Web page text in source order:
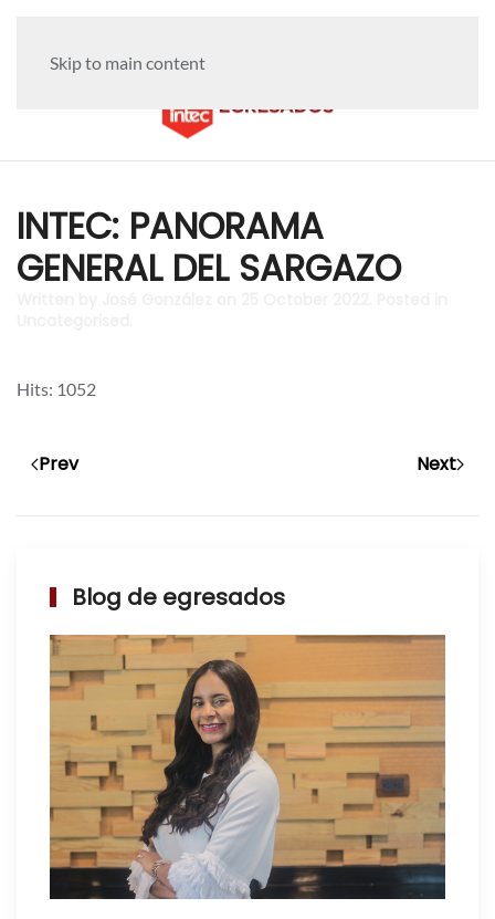
Skip to main content
INTEC: PANORAMA
GENERAL DEL SARGAZO
Hits: 1052
Prev Next
Blog de egresados